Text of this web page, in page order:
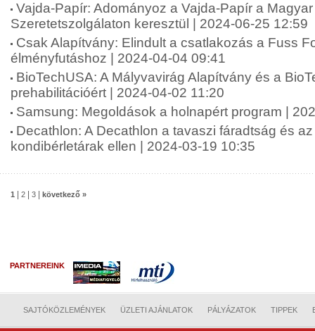
Vajda-Papír: Adományoz a Vajda-Papír a
Szeretetszolgálaton keresztül | 2024-06-25 12:59
Csak Alapítvány: Elindult a csatlakozás a Fuss
élményfutáshoz | 2024-04-04 09:41
BioTechUSA: A Mályvavirág Alapítvány és a
prehabilitációért | 2024-04-02 11:20
Samsung: Megoldások a holnapért program |
Decathlon: A Decathlon a tavaszi fáradtság és
kondibérletárak ellen | 2024-03-19 10:35
1 2 3 következő »
PARTNEREINK
SAJTÓKÖZLEMÉNYEK ÜZLETI AJÁNLATOK PÁLYÁZATOK TIPPEK